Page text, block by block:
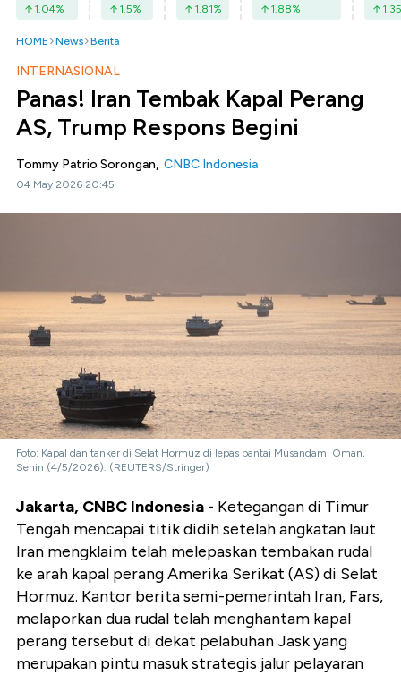
1.04% 1.5% 1.81% 1.88% 1.35
HOME News Berita
INTERNASIONAL
Panas! Iran Tembak Kapal Perang
AS, Trump Respons Begini
Tommy Patrio Sorongan, CNBC Indonesia
04 May 2026 20:45
Foto: Kapal dan tanker di Selat Hormuz di lepas pantai Musandam, Oman,
Senin (4/5/2026). (REUTERS/Stringer)
Jakarta, CNBC Indonesia - Ketegangan di Timur
Tengah mencapai titik didih setelah angkatan laut
Iran mengklaim telah melepaskan tembakan rudal
ke arah kapal perang Amerika Serikat (AS) di Selat
Hormuz. Kantor berita semi-pemerintah Iran, Fars,
melaporkan dua rudal telah menghantam kapal
perang tersebut di dekat pelabuhan Jask yang
merupakan pintu masuk strategis jalur pelayaran